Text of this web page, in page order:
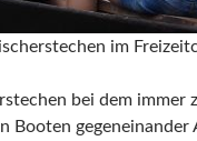
im
bei dem immer
Booten gegeneinander